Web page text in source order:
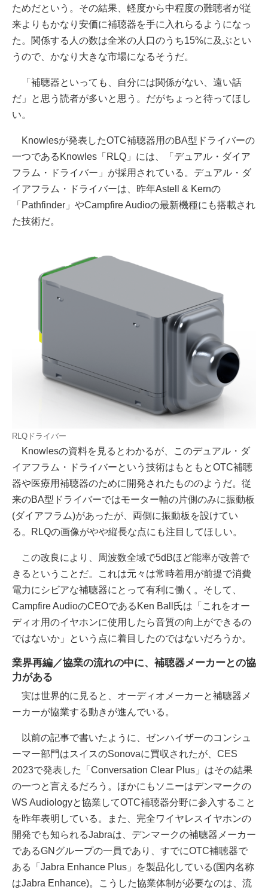
ためだという。その結果、軽度から中程度の難聴者が従
来よりもかなり安価に補聴器を手に入れらるようになっ
た。関係する人の数は全米の人口のうち15%に及ぶとい
うので、かなり大きな市場になるそうだ。
「補聴器といっても、自分には関係がない、遠い話
だ」と思う読者が多いと思う。だがちょっと待ってほし
い。
Knowlesが発表したOTC補聴器用のBA型ドライバーの
一つであるKnowles「RLQ」には、「デュアル・ダイア
フラム・ドライバー」が採用されている。デュアル・ダ
イアフラム・ドライバーは、昨年Astell & Kernの
「Pathfinder」やCampfire Audioの最新機種にも搭載され
た技術だ。
RLQドライバー
Knowlesの資料を見るとわかるが、このデュアル・ダ
イアフラム・ドライバーという技術はもともとOTC補聴
器や医療用補聴器のために開発されたもののようだ。従
来のBA型ドライバーではモーター軸の片側のみに振動板
(ダイアフラム)があったが、両側に振動板を設けてい
る。RLQの画像がやや縦長な点にも注目してほしい。
この改良により、周波数全域で5dBほど能率が改善で
きるということだ。これは元々は常時着用が前提で消費
電力にシビアな補聴器にとって有利に働く。そして、
Campfire AudioのCEOであるKen Ball氏は「これをオー
ディオ用のイヤホンに使用したら音質の向上ができるの
ではないか」という点に着目したのではないだろうか。
業界再編／協業の流れの中に、補聴器メーカーとの協
力がある
実は世界的に見ると、オーディオメーカーと補聴器メ
ーカーが協業する動きが進んでいる。
以前の記事で書いたように、ゼンハイザーのコンシュ
ーマー部門はスイスのSonovaに買収されたが、CES
2023で発表した「Conversation Clear Plus」はその結果
の一つと言えるだろう。ほかにもソニーはデンマークの
WS Audiologyと協業してOTC補聴器分野に参入すること
を昨年表明している。また、完全ワイヤレスイヤホンの
開発でも知られるJabraは、デンマークの補聴器メーカー
であるGNグループの一員であり、すでにOTC補聴器で
ある「Jabra Enhance Plus」を製品化している(国内名称
はJabra Enhance)。こうした協業体制が必要なのは、流